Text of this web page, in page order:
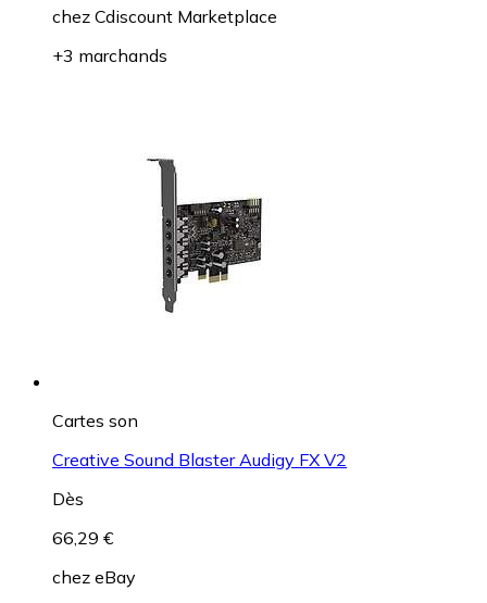
chez Cdiscount Marketplace
+3 marchands
Cartes son
Creative Sound Blaster Audigy FX V2
Dès
66,29 €
chez eBay